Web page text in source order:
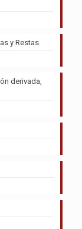
y Restas.
derivada,